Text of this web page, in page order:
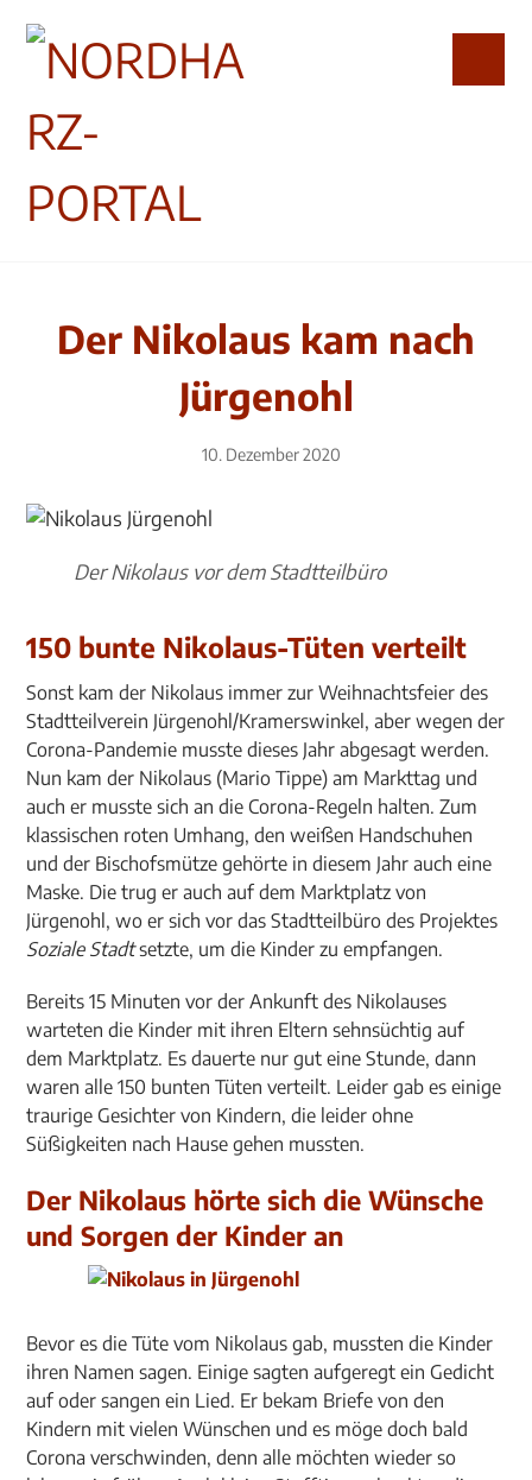
Der Nikolaus kam nach
Jürgenohl
10. Dezember 2020
Der Nikolaus vor dem Stadtteilbüro
150 bunte Nikolaus-Tüten verteilt
Sonst kam der Nikolaus immer zur Weihnachtsfeier des
Stadtteilverein Jürgenohl/Kramerswinkel, aber wegen der
Corona-Pandemie musste dieses Jahr abgesagt werden.
Nun kam der Nikolaus (Mario Tippe) am Markttag und
auch er musste sich an die Corona-Regeln halten. Zum
klassischen roten Umhang, den weißen Handschuhen
und der Bischofsmütze gehörte in diesem Jahr auch eine
Maske. Die trug er auch auf dem Marktplatz von
Jürgenohl, wo er sich vor das Stadtteilbüro des Projektes
Soziale Stadtsetzte, um die Kinder zu empfangen.
Bereits 15 Minuten vor der Ankunft des Nikolauses
warteten die Kinder mit ihren Eltern sehnsüchtig auf
dem Marktplatz. Es dauerte nur gut eine Stunde, dann
waren alle 150 bunten Tüten verteilt. Leider gab es einige
traurige Gesichter von Kindern, die leider ohne
Süßigkeiten nach Hause gehen mussten.
Der Nikolaus hörte sich die Wünsche
und Sorgen der Kinder an
Bevor es die Tüte vom Nikolaus gab, mussten die Kinder
ihren Namen sagen. Einige sagten aufgeregt ein Gedicht
auf oder sangen ein Lied. Er bekam Briefe von den
Kindern mit vielen Wünschen und es möge doch bald
Corona verschwinden, denn alle möchten wieder so